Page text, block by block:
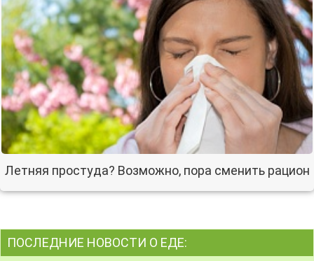
Летняя простуда? Возможно, пора сменить рацион
ПОСЛЕДНИЕ НОВОСТИ О ЕДЕ: